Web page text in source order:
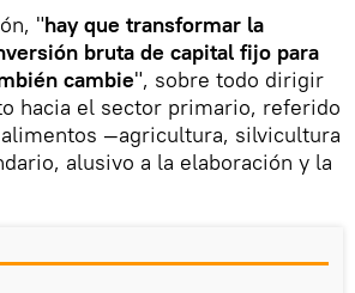
"hay que transformar la
bruta de capital fijo para
cambie", sobre todo dirigir
hacia el sector primario, referido
—agricultura, silvicultura
alusivo a la elaboración y la